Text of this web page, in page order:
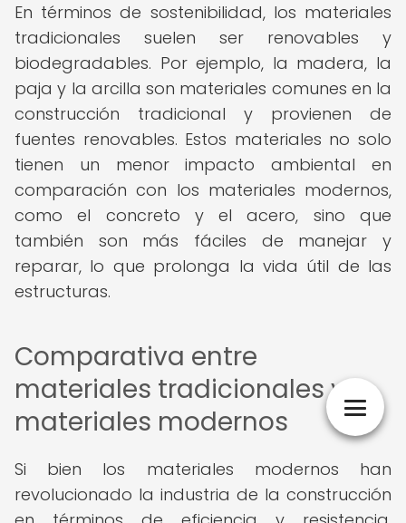
En términos de sostenibilidad, los materiales
tradicionales suelen ser renovables y
biodegradables. Por ejemplo, la madera, la
paja y la arcilla son materiales comunes en la
construcción tradicional y provienen de
fuentes renovables. Estos materiales no solo
tienen un menor impacto ambiental en
comparación con los materiales modernos,
como el concreto y el acero, sino que
también son más fáciles de manejar y
reparar, lo que prolonga la vida útil de las
estructuras.
Comparativa entre
materiales tradicionales y
materiales modernos
Si bien los materiales modernos han
revolucionado la industria de la construcción